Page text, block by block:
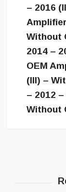
– 2016
Without
2014 –
OEM
(III) –
– 2012
Without